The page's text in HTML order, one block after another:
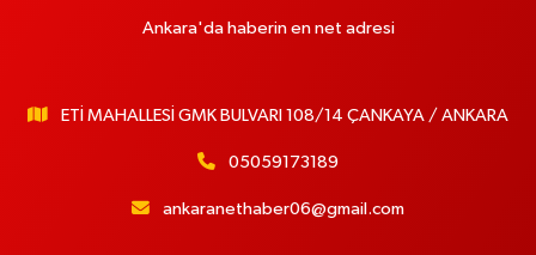
Ankara'da haberin en net adresi
ETİ MAHALLESİ GMK BULVARI 108/14 ÇANKAYA / ANKARA
05059173189
ankaranethaber06@gmail.com